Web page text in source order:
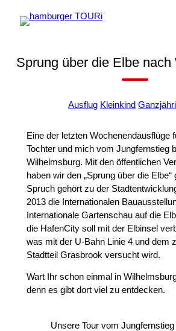
Inhalt
Sprung über die Elbe nach
Ausflug Kleinkind
Eine der letzten Wochenendausflüge
Tochter und mich vom Jungfernstieg
Wilhelmsburg. Mit den öffentlichen
haben wir den „Sprung über die
Spruch gehört zu der
2013 die Internationalen
Internationale Gartenschau auf die
die HafenCity soll mit der Elbinsel
was mit der U-Bahn Linie 4 und dem
Stadtteil Grasbrook versucht wird.
Wart Ihr schon einmal in
denn es gibt dort viel zu entdecken.
Unsere Tour vom Jungfernstieg